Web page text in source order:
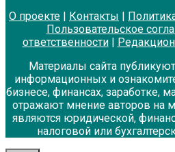
О проекте | Контакты |
Пользовательское
ответственности|
Материалы сайта
информационных и
бизнесе, финансах, заработке,
отражают мнение авторов на
являются юридической,
налоговой или